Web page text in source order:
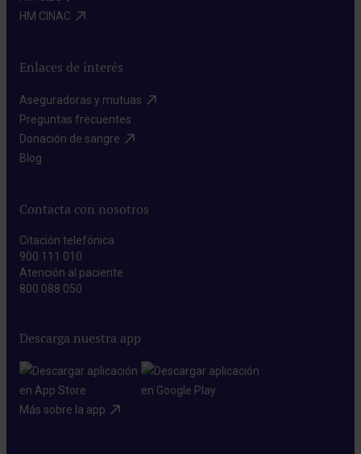
HM CINAC​
Enlaces de interés
Aseguradoras y mutuas​
Preguntas frecuentes​
Donación de sangre​
Blog​
Contacta con nosotros
Citación telefónica
900 111 010
Atención al paciente
800 088 050
Descarga nuestra app
Más sobre la app​